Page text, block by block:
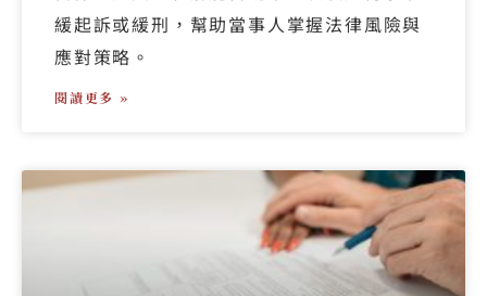
緩起訴或緩刑，幫助當事人掌握法律風險與
應對策略。
閱讀更多 »